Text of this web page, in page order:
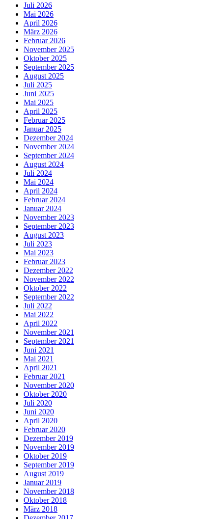
Juli 2026
Mai 2026
April 2026
März 2026
Februar 2026
November 2025
Oktober 2025
September 2025
August 2025
Juli 2025
Juni 2025
Mai 2025
April 2025
Februar 2025
Januar 2025
Dezember 2024
November 2024
September 2024
August 2024
Juli 2024
Mai 2024
April 2024
Februar 2024
Januar 2024
November 2023
September 2023
August 2023
Juli 2023
Mai 2023
Februar 2023
Dezember 2022
November 2022
Oktober 2022
September 2022
Juli 2022
Mai 2022
April 2022
November 2021
September 2021
Juni 2021
Mai 2021
April 2021
Februar 2021
November 2020
Oktober 2020
Juli 2020
Juni 2020
April 2020
Februar 2020
Dezember 2019
November 2019
Oktober 2019
September 2019
August 2019
Januar 2019
November 2018
Oktober 2018
März 2018